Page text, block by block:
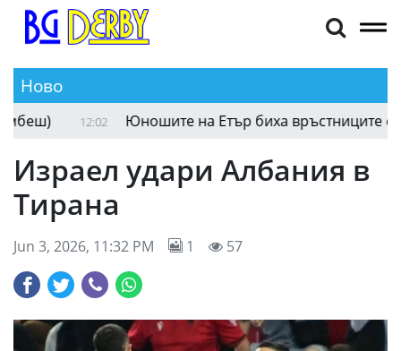
Ново
Юношите на Етър биха връстниците си от
Израел удари Албания в
Тирана
Jun 3, 2026, 11:32 PM 1 57